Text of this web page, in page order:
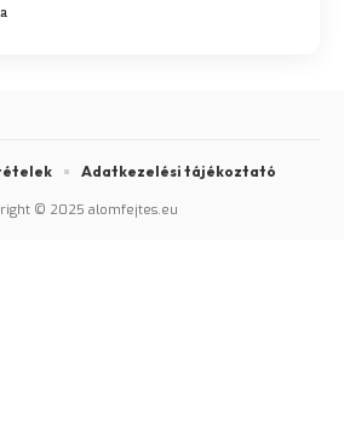
© 2025 alomfejtes.eu
Adatkezelési tájékoztató